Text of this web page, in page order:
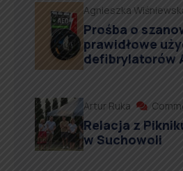
Agnieszka
Prośba o
prawidłowe
defibrylatorów
Artur Ruka
Relacja z
w Suchowoli